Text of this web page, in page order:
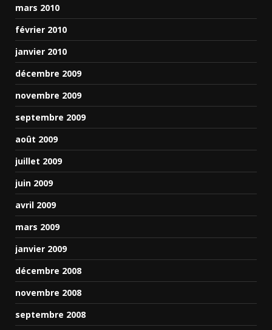
mars 2010
février 2010
janvier 2010
décembre 2009
novembre 2009
septembre 2009
août 2009
juillet 2009
juin 2009
avril 2009
mars 2009
janvier 2009
décembre 2008
novembre 2008
septembre 2008